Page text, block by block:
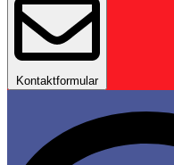
Kontaktformular